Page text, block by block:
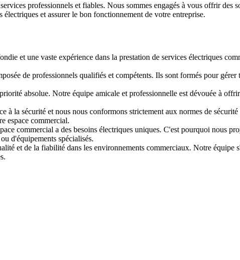
professionnels et fiables. Nous sommes engagés à vous offrir des
et assurer le bon fonctionnement de votre entreprise.
et une vaste expérience dans la prestation de services électriques
de professionnels qualifiés et compétents. Ils sont formés pour gérer
absolue. Notre équipe amicale et professionnelle est dévouée à
à la sécurité et nous nous conformons strictement aux normes de
espace commercial.
commercial a des besoins électriques uniques. C'est pourquoi nous
d'équipements spécialisés.
et de la fiabilité dans les environnements commerciaux. Notre équipe